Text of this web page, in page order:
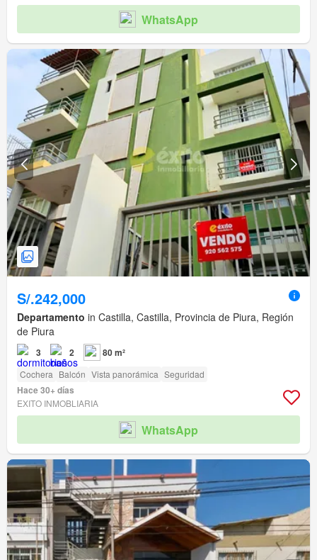
WhatsApp
S/.242,000
Departamento in Castilla, Castilla, Provincia de Piura, Región
de Piura
3 2 80 m²
Cochera Balcón Vista panorámica Seguridad
Hace 30+ días
EXITO INMOBLIARIA
WhatsApp